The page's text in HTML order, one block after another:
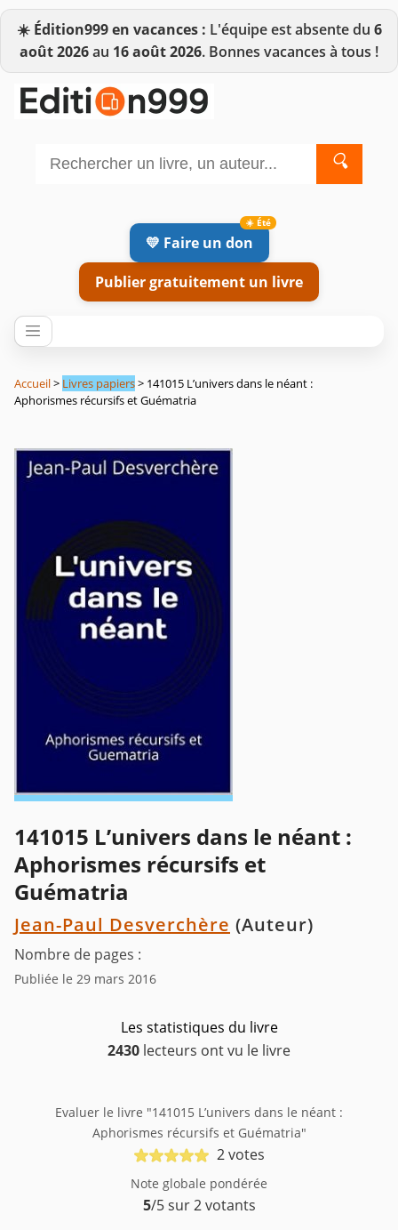
☀️ Édition999 en vacances : L'équipe est absente du 6
août 2026au 16 août 2026. Bonnes vacances à tous !
🔍
💛 Faire un don
Publier gratuitement un livre
Accueil> Livres papiers> 141015 L’univers dans le néant :
Aphorismes récursifs et Guématria
141015 L’univers dans le néant :
Aphorismes récursifs et
Guématria
Jean-Paul Desverchère (Auteur)
Nombre de pages :
Publiée le 29 mars 2016
Les statistiques du livre
2430 lecteurs ont vu le livre
Evaluer le livre "141015 L’univers dans le néant :
Aphorismes récursifs et Guématria"
2 votes
Note globale pondérée
5/5 sur 2 votants